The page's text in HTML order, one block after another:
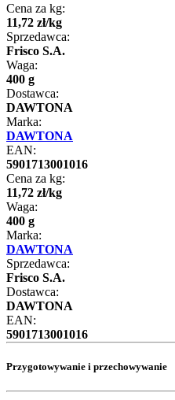
Cena za kg:
11,72 zł/kg
Sprzedawca:
Frisco S.A.
Waga:
400 g
Dostawca:
DAWTONA
Marka:
DAWTONA
EAN:
5901713001016
Cena za kg:
11,72 zł/kg
Waga:
400 g
Marka:
DAWTONA
Sprzedawca:
Frisco S.A.
Dostawca:
DAWTONA
EAN:
5901713001016
Przygotowywanie i przechowywanie